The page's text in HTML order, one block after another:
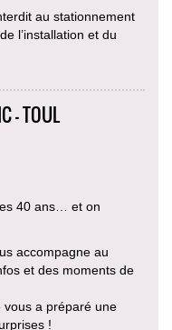
au stationnement
l’installation et du
- TOUL
40 ans… et on
accompagne au
et des moments de
vous a préparé une
!